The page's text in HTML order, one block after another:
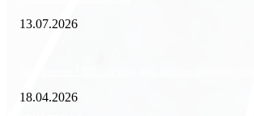
13.07.2026
18.04.2026